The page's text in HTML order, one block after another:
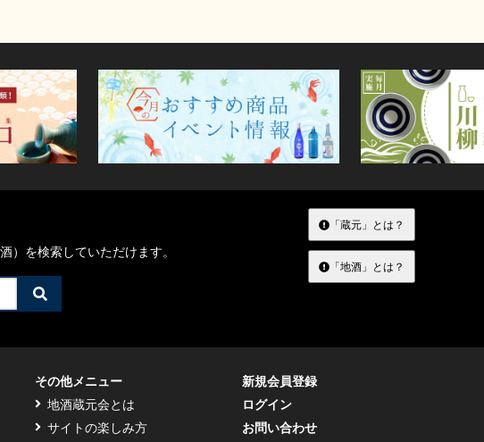
）を検索していただけます。
検
索
「蔵元」とは？
「地酒」とは？
その他メニュー
地酒蔵元会とは
サイトの楽しみ方
新規会員登録
ログイン
お問い合わせ